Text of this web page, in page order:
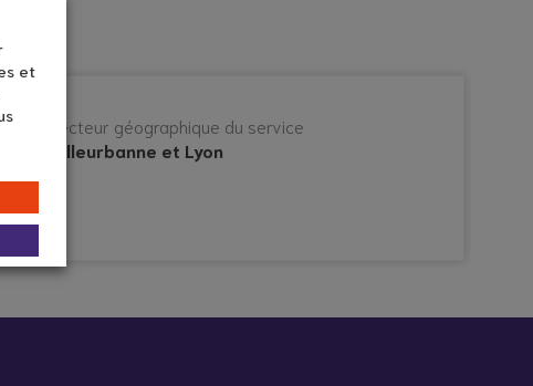
Secteur géographique du service
Villeurbanne et Lyon
et